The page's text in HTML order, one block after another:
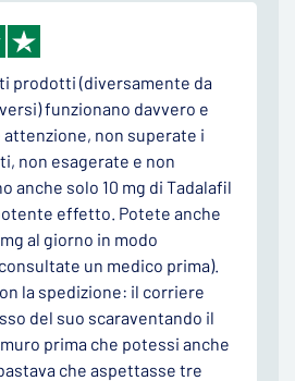
prodotti (diversamente da
funzionano davvero e
non superate i
non esagerate e non
anche solo 10 mg di Tadalafil
effetto. Potete anche
al giorno in modo
un medico prima).
la spedizione: il corriere
del suo scaraventando il
prima che potessi anche
che aspettasse tre